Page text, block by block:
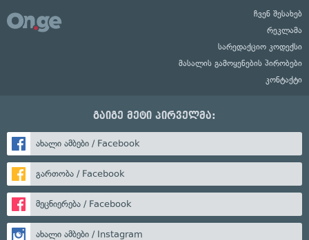
ჩვენ შესახებ
რეკლამა
სარედაქციო კოდექსი
მასალის გამოყენების პირობები
კონტაქტი
გაიგე მეტი პირველმა:
ახალი ამბები / Facebook
გართობა / Facebook
მეცნიერება / Facebook
ახალი ამბები / Instagram